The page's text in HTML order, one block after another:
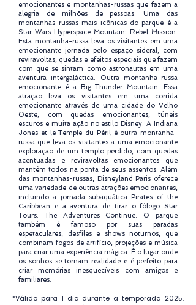
emocionantes e montanhas-russas que fazem a
alegria de milhões de pessoas. Uma das
montanhas-russas mais icônicas do parque é a
Star Wars Hyperspace Mountain: Rebel Mission.
Esta montanha-russa leva os visitantes em uma
emocionante jornada pelo espaço sideral, com
reviravoltas, quedas e efeitos especiais que fazem
com que se sintam como astronautas em uma
aventura intergaláctica. Outra montanha-russa
emocionante é a Big Thunder Mountain. Essa
atração leva os visitantes em uma corrida
emocionante através de uma cidade do Velho
Oeste, com quedas emocionantes, túneis
escuros e muita ação no estilo Disney. A Indiana
Jones et le Temple du Péril é outra montanha-
russa que leva os visitantes a uma emocionante
exploração de um templo perdido, com quedas
acentuadas e reviravoltas emocionantes que
mantêm todos na ponta de seus assentos. Além
das montanhas-russas, Disneyland Paris oferece
uma variedade de outras atrações emocionantes,
incluindo a jornada subaquática Pirates of the
Caribbean e a aventura de tirar o fôlego Star
Tours: The Adventures Continue. O parque
também é famoso por suas paradas
espetaculares, desfiles e shows noturnos, que
combinam fogos de artifício, projeções e música
para criar uma experiência mágica. É o lugar onde
os sonhos se tornam realidade e é perfeito para
criar memórias inesquecíveis com amigos e
familiares.
*Válido para 1 dia durante a temporada 2025.